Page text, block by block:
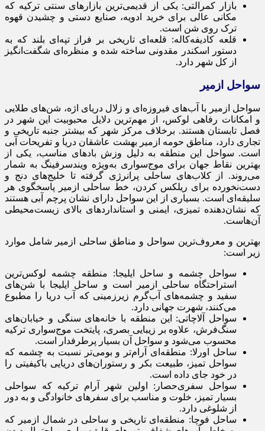
بازار کمرالتی: یکی از قدیمی‌ترین بازارهای سنتی ترکیه که
مکانی عالی برای خرید ادویه، صنایع دستی و چشیدن قهوه
ترک روی شن است.
قلعه کادیفه‌کاله: قلعه‌ای تاریخی بر فراز تپه‌ای بلند که به
دستور اسکندر مقدونی ساخته شده و منظره‌ای شگفت‌انگیز
از کل شهر دارد.
سواحل ازمیر
سواحل ازمیر با آب‌های فیروزه‌ای و زلال دریای اژه، شن‌های طلایی
و امکانات رفاهی لوکس، از مهم‌ترین دلایل محبوبیت این شهر در
فصل تابستان هستند. برخلاف مرکز شهر که بیشتر جنبه تاریخی و
تجاری دارد، مناطق حومه ازمیر بهشت عاشقان دریا و تفریحات آبی
است. سواحل این منطقه به دلیل وزش بادهای مناسب، یکی از
بهترین نقاط جهان برای موج‌سواری به‌ویژه ویندسرفینگ به شمار
می‌روند. از کلاب‌های ساحلی پرانرژی گرفته تا خلیج‌های دنج و
دست‌نخورده برای ریلکس کردن، خط ساحلی ازمیر پاسخگوی هر
سلیقه‌ای است. بسیاری از این سواحل دارای نشان پرچم آبی هستند
که نشان‌دهنده تمیزی، ایمنی و استانداردهای بالای زیست‌محیطی
آن‌هاست.
بهترین و معروف‌ترین سواحل و مناطق ساحلی ازمیر شامل موارد
زیر است:
سواحل چشمه و ساحل ایلیجا: منطقه چشمه لوکس‌ترین
استراحتگاه ساحلی ازمیر است و ساحل ایلیجا با شن‌های
سفید و چشمه‌های آب‌گرم زیرزمینی که آب دریا را مطبوع
می‌کنند، شهرت جهانی دارد.
سواحل آلاچاتی: این منطقه با خانه‌های سنگی و خیابان‌های
سنگ‌فرش، علاوه بر زیبایی بصری، پایتخت موج‌سواری ترکیه
محسوب می‌شود و سواحل آن بسیار پرطرفدار است.
ساحل اورلا: منطقه‌ای آرام‌تر و بومی‌تر نسبت به چشمه که
سواحل تمیز، طبیعت بکر و رستوران‌های دریایی باکیفیتی را
در خود جای داده است.
سواحل سفری‌حصار: اولین شهر آرام ترکیه که سواحلی
بسیار تمیز، خلوت و مناسب برای سفرهای خانوادگی و به دور
از شلوغی دارد.
ساحل فوچا: منطقه‌ای تاریخی و ساحلی در شمال ازمیر که